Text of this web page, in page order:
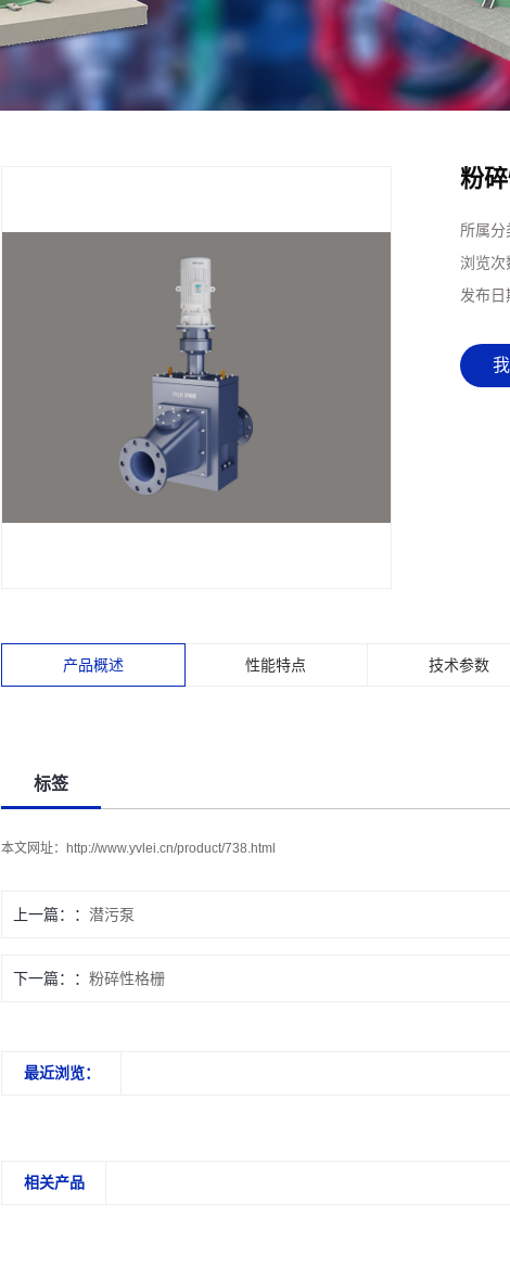
粉
所属分
浏览次
发布日
产品概述 性能特点 技术参数
标签
本文网址： http://www.yvlei.cn/product/738.html
上一篇： 潜污泵
下一篇： 粉碎性格栅
最近浏览：
相关产品